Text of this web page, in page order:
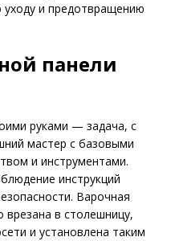
и предотвращению
панели
руками — задача, с
мастер с базовыми
и инструментами.
инструкций
Варочная
в столешницу,
и установлена таким